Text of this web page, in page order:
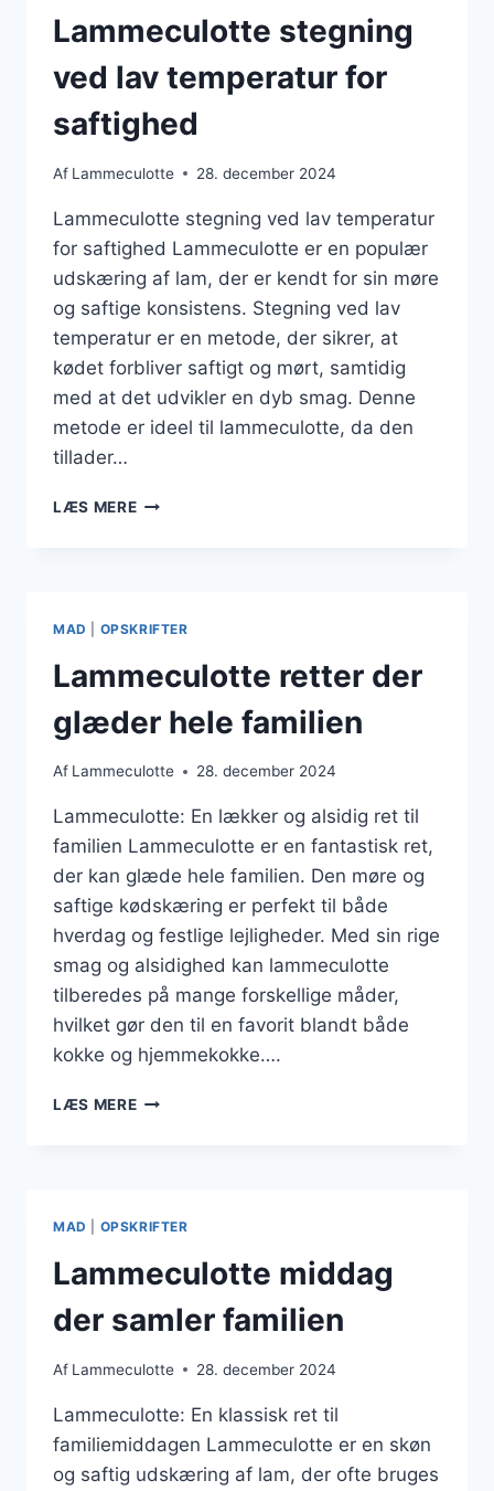
Lammeculotte stegning
ved lav temperatur for
saftighed
Af Lammeculotte 28. december 2024
Lammeculotte stegning ved lav temperatur
for saftighed Lammeculotte er en populær
udskæring af lam, der er kendt for sin møre
og saftige konsistens. Stegning ved lav
temperatur er en metode, der sikrer, at
kødet forbliver saftigt og mørt, samtidig
med at det udvikler en dyb smag. Denne
metode er ideel til lammeculotte, da den
tillader…
LÆS MERELAMMECULOTTE
MAD OPSKRIFTER
Lammeculotte retter der
glæder hele familien
Af Lammeculotte 28. december 2024
Lammeculotte: En lækker og alsidig ret til
familien Lammeculotte er en fantastisk ret,
der kan glæde hele familien. Den møre og
saftige kødskæring er perfekt til både
hverdag og festlige lejligheder. Med sin rige
smag og alsidighed kan lammeculotte
tilberedes på mange forskellige måder,
hvilket gør den til en favorit blandt både
kokke og hjemmekokke….
LÆS MERELAMMECULOTTE
MAD OPSKRIFTER
Lammeculotte middag
der samler familien
Af Lammeculotte 28. december 2024
Lammeculotte: En klassisk ret til
familiemiddagen Lammeculotte er en skøn
og saftig udskæring af lam, der ofte bruges